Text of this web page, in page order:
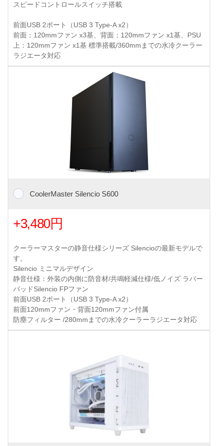
スピードコントロールスイッチ搭載
前面USB 2ポート（USB 3 Type-A x2）
前面：120mmファン x3基、背面：120mmファン x1基、PSU
上：120mmファン x1基 標準搭載/360mmまでの水冷クーラー
ラジエータ対応
CoolerMaster Silencio S600
+3,480円
クーラーマスターの静音仕様シリーズ Silencioの最新モデルで
す。
Silencio ミニマルデザイン
静音仕様：外装の内側に防音材/共鳴軽減仕様/低ノイズ ラバー
パッドSilencio FPファン
前面USB 2ポート（USB 3 Type-A x2）
前面120mmファン・背面120mmファン付属
防塵フィルター /280mmまでの水冷クーラーラジエータ対応